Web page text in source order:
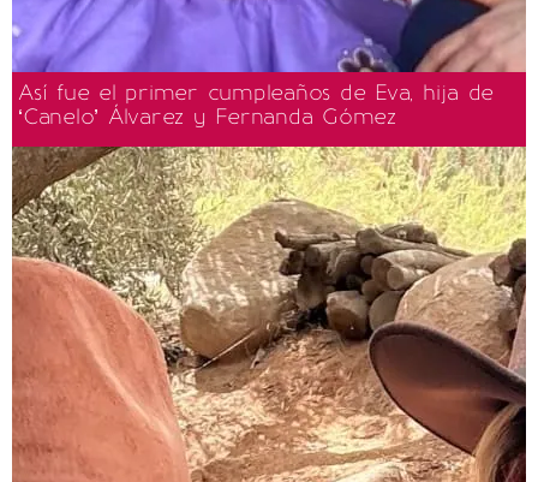
Así fue el primer cumpleaños de Eva, hija de
‘Canelo’ Álvarez y Fernanda Gómez